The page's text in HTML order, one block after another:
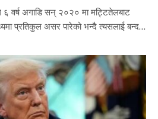
६ वर्ष अगाडि सन् २०२० मा मट्टितेलबाट
प्रतिकुल असर पारेको भन्दै त्यसलाई बन्द…